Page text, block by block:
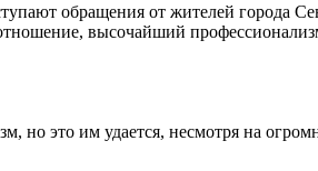
обращения от жителей города
высочайший
но это им удается, несмотря на